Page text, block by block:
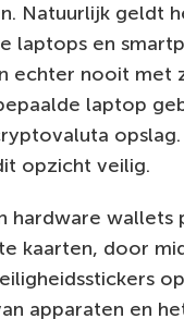
Natuurlijk geldt
laptops en
echter nooit met
laptop
opzicht veilig.
hardware wallets
kaarten, door
op
apparaten en